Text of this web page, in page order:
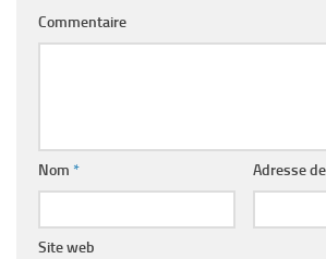
Commentaire
Nom * Adresse
Site web